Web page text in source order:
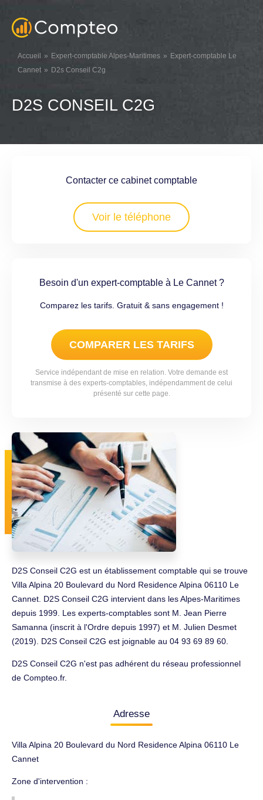
Accueil Expert-comptable Alpes-Maritimes
Expert-comptable Le
Cannet
D2s Conseil C2g
D2S CONSEIL C2G
Contacter ce cabinet comptable
Voir le téléphone
Besoin d'un expert-comptable à Le Cannet ?
Comparez les tarifs. Gratuit & sans engagement !
COMPARER LES TARIFS
Service indépendant de mise en relation. Votre demande est
transmise à des experts-comptables, indépendamment de celui
présenté sur cette page.
D2S Conseil C2G est un établissement comptable qui se trouve
Villa Alpina 20 Boulevard du Nord Residence Alpina 06110 Le
Cannet. D2S Conseil C2G intervient dans les Alpes-Maritimes
depuis 1999. Les experts-comptables sont M. Jean Pierre
Samanna (inscrit à l'Ordre depuis 1997) et M. Julien Desmet
(2019). D2S Conseil C2G est joignable au 04 93 69 89 60.
D2S Conseil C2G n'est pas adhérent du réseau professionnel
de Compteo.fr.
Adresse
Villa Alpina 20 Boulevard du Nord Residence Alpina 06110 Le
Cannet
Zone d'intervention :